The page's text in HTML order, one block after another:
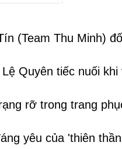
(Team Thu Minh)
Quyên tiếc nuối
rỡ trong trang
yêu của 'thiên